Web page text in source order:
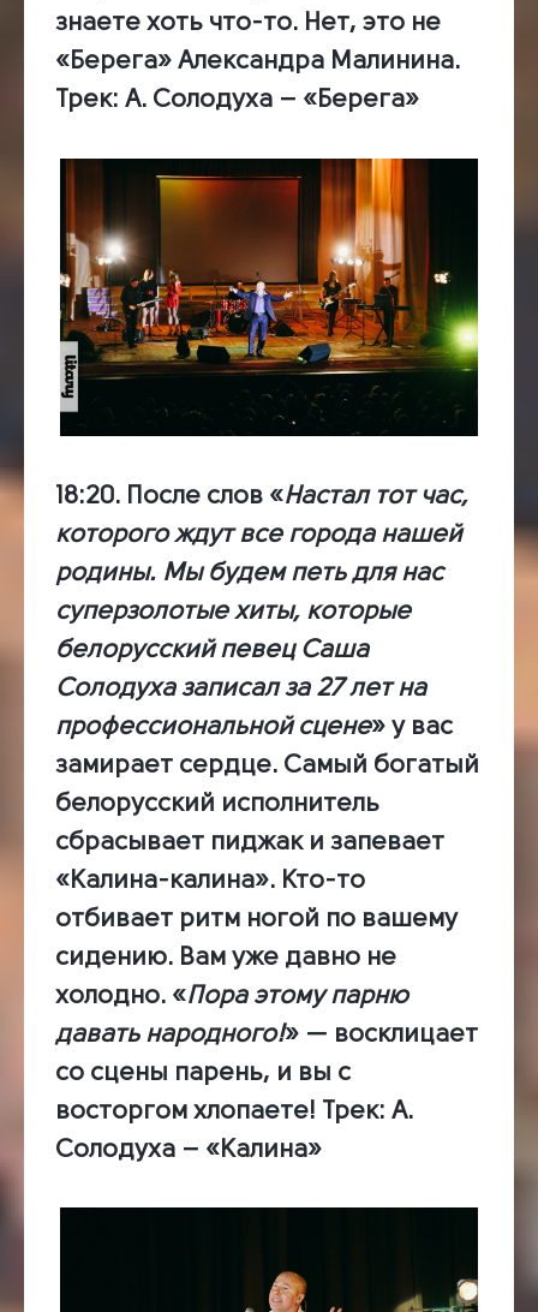
знаете хоть что-то. Нет, это не
«Берега» Александра Малинина.
Трек: А. Солодуха – «Берега»
18:20. После слов «Настал тот час,
которого ждут все города нашей
родины. Мы будем петь для нас
суперзолотые хиты, которые
белорусский певец Саша
Солодуха записал за 27 лет на
профессиональной сцене» у вас
замирает сердце. Самый богатый
белорусский исполнитель
сбрасывает пиджак и запевает
«Калина-калина». Кто-то
отбивает ритм ногой по вашему
сидению. Вам уже давно не
холодно. «Пора этому парню
давать народного!» — восклицает
со сцены парень, и вы с
восторгом хлопаете! Трек: А.
Солодуха – «Калина»